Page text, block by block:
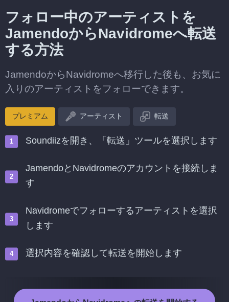
フォロー中のアーティストを
JamendoからNavidromeへ転送
する方法
JamendoからNavidromeへ移行した後も、お気に
入りのアーティストをフォローできます。
プレミアム アーティスト 転送
Soundiizを開き、「転送」ツールを選択します
JamendoとNavidromeのアカウントを接続しま
す
Navidromeでフォローするアーティストを選択
します
選択内容を確認して転送を開始します